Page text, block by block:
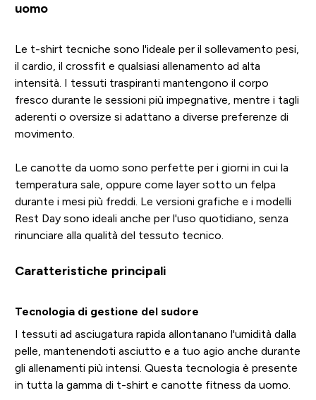
uomo
Le t-shirt tecniche sono l'ideale per il sollevamento pesi,
il cardio, il crossfit e qualsiasi allenamento ad alta
intensità. I tessuti traspiranti mantengono il corpo
fresco durante le sessioni più impegnative, mentre i tagli
aderenti o oversize si adattano a diverse preferenze di
movimento.
Le canotte da uomo sono perfette per i giorni in cui la
temperatura sale, oppure come layer sotto un felpa
durante i mesi più freddi. Le versioni grafiche e i modelli
Rest Day sono ideali anche per l'uso quotidiano, senza
rinunciare alla qualità del tessuto tecnico.
Caratteristiche principali
Tecnologia di gestione del sudore
I tessuti ad asciugatura rapida allontanano l'umidità dalla
pelle, mantenendoti asciutto e a tuo agio anche durante
gli allenamenti più intensi. Questa tecnologia è presente
in tutta la gamma di t-shirt e canotte fitness da uomo.